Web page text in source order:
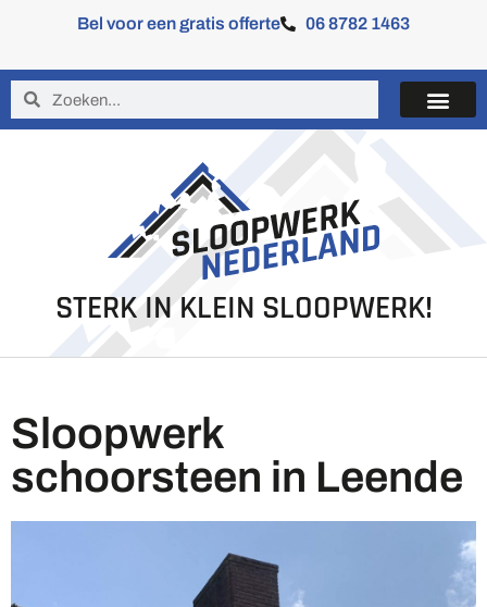
Bel voor een gratis offerte 06 8782 1463
STERK IN KLEIN SLOOPWERK!
Sloopwerk
schoorsteen in Leende